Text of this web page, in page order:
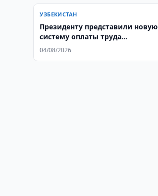
УЗБЕКИСТАН
Президенту представили новую
систему оплаты труда
госслужащих
04/08/2026